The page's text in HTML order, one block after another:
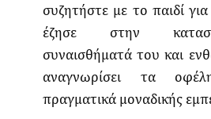
συζητήστε με το παιδί
έζησε στην
συναισθήματά του και
αναγνωρίσει τα
πραγματικά μοναδικής